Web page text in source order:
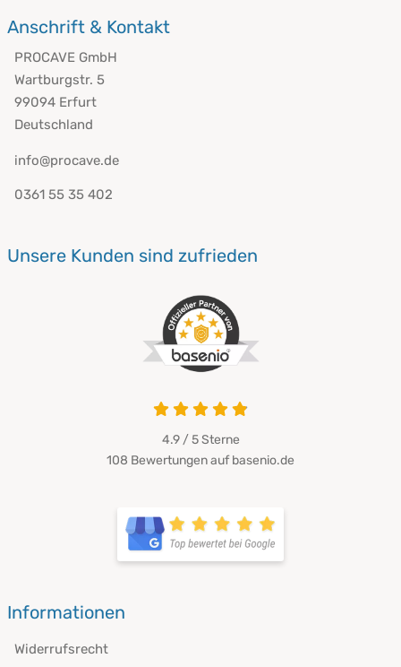
Anschrift & Kontakt
PROCAVE GmbH
Wartburgstr. 5
99094 Erfurt
Deutschland
info@procave.de
0361 55 35 402
Unsere Kunden sind zufrieden
4.9 von 5
4.9 / 5Sterne
108 Bewertungen auf basenio.de
öffnet in neuem Fenster
Informationen
Widerrufsrecht